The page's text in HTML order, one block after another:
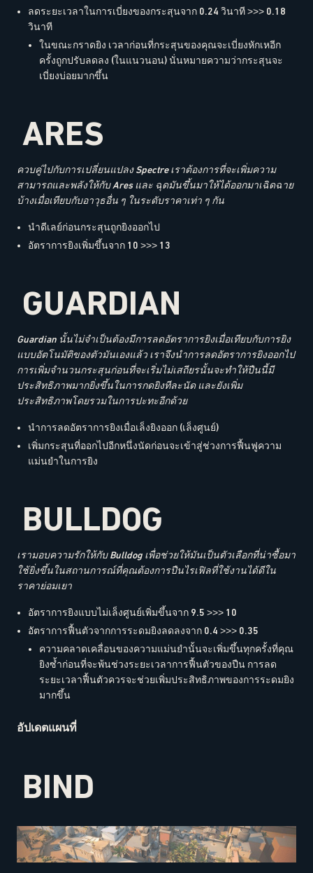
ลดระยะเวลาในการเบี่ยงของกระสุนจาก 0.24 วินาที >>> 0.18
วินาที
ในขณะกราดยิง เวลาก่อนที่กระสุนของคุณจะเบี่ยงหักเหอีก
ครั้งถูกปรับลดลง (ในแนวนอน) นั่นหมายความว่ากระสุนจะ
เบี่ยงบ่อยมากขึ้น
ARES
ควบคู่ไปกับการเปลี่ยนแปลง Spectre เราต้องการที่จะเพิ่มความ
สามารถและพลังให้กับ Aresและ ฉุดมันขึ้นมาให้ได้ออกมาเฉิดฉาย
บ้างเมื่อเทียบกับอาวุธอื่น ๆ ในระดับราคาเท่า ๆ กัน
นำดีเลย์ก่อนกระสุนถูกยิงออกไป
อัตราการยิงเพิ่มขึ้นจาก 10 >>> 13
GUARDIAN
Guardian นั้นไม่จำเป็นต้องมีการลดอัตราการยิงเมื่อเทียบกับการยิง
แบบอัตโนมัติของตัวมันเองแล้ว เราจึงนำการลดอัตราการยิงออกไป
การเพิ่มจำนวนกระสุนก่อนที่จะเริ่มไม่เสถียรนั้นจะทำให้ปืนนี้มี
ประสิทธิภาพมากยิ่งขึ้นในการกดยิงทีละนัด และยังเพิ่ม
ประสิทธิภาพโดยรวมในการปะทะอีกด้วย
นำการลดอัตราการยิงเมื่อเล็งยิงออก (เล็งศูนย์)
เพิ่มกระสุนที่ออกไปอีกหนึ่งนัดก่อนจะเข้าสู่ช่วงการฟื้นฟูความ
แม่นยำในการยิง
BULLDOG
เรามอบความรักให้กับ Bulldog เพื่อช่วยให้มันเป็นตัวเลือกที่น่าซื้อมา
ใช้ยิ่งขึ้นในสถานการณ์ที่คุณต้องการปืนไรเฟิลที่ใช้งานได้ดีใน
ราคาย่อมเยา
อัตราการยิงแบบไม่เล็งศูนย์เพิ่มขึ้นจาก 9.5 >>> 10
อัตราการฟื้นตัวจากการระดมยิงลดลงจาก 0.4 >>> 0.35
ความคลาดเคลื่อนของความแม่นยำนั้นจะเพิ่มขึ้นทุกครั้งที่คุณ
ยิงซ้ำก่อนที่จะพ้นช่วงระยะเวลาการฟื้นตัวของปืน การลด
ระยะเวลาฟื้นตัวควรจะช่วยเพิ่มประสิทธิภาพของการระดมยิง
มากขึ้น
อัปเดตแผนที่
BIND